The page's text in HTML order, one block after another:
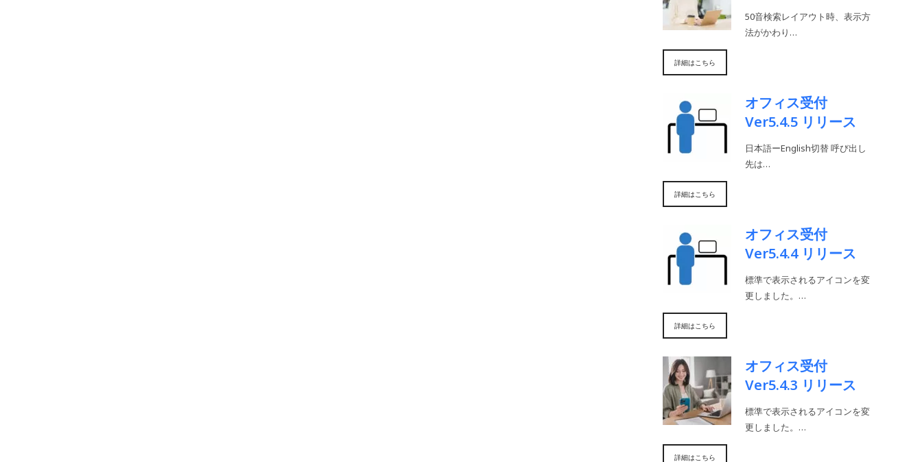
50音検索レイアウト時、表示方
法がかわり…
詳細はこちら
オフィス受付
Ver5.4.5 リリース
日本語ーEnglish切替 呼び出し
先は…
詳細はこちら
オフィス受付
Ver5.4.4 リリース
標準で表示されるアイコンを変
更しました。…
詳細はこちら
オフィス受付
Ver5.4.3 リリース
標準で表示されるアイコンを変
更しました。…
詳細はこちら